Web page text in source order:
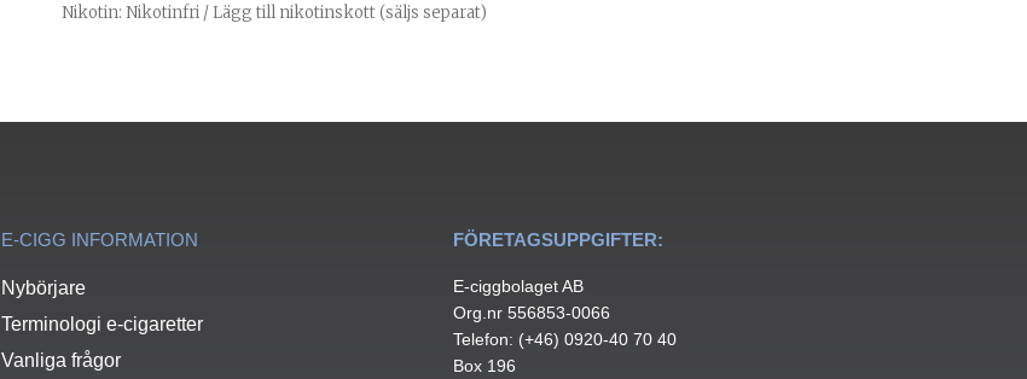
Nikotin: Nikotinfri / Lägg till nikotinskott (säljs separat)
E-CIGG INFORMATION
Nybörjare
Terminologi e-cigaretter
Vanliga frågor
FÖRETAGSUPPGIFTER:
E-ciggbolaget AB
Org.nr 556853-0066
Telefon: (+46) 0920-40 70 40
Box 196